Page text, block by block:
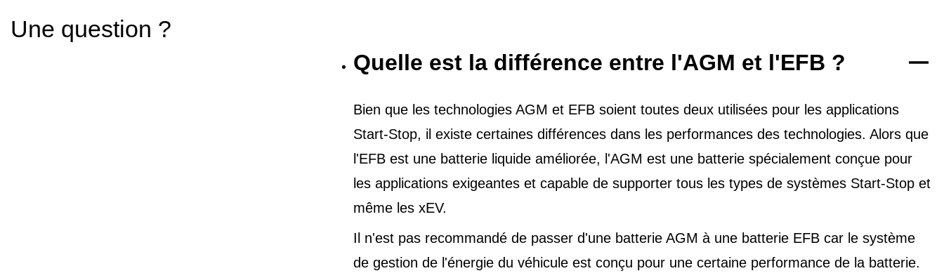
Une question ?
Quelle est la différence entre l'AGM et l'EFB ?
Bien que les technologies AGM et EFB soient toutes deux utilisées pour les applications
Start-Stop, il existe certaines différences dans les performances des technologies. Alors que
l'EFB est une batterie liquide améliorée, l'AGM est une batterie spécialement conçue pour
les applications exigeantes et capable de supporter tous les types de systèmes Start-Stop et
même les xEV.
Il n'est pas recommandé de passer d'une batterie AGM à une batterie EFB car le système
de gestion de l'énergie du véhicule est conçu pour une certaine performance de la batterie.